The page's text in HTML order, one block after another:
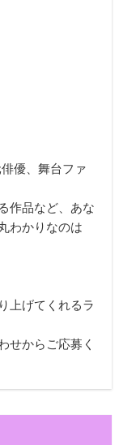
優、舞台ファ
作品など、あな
わかりなのは
上げてくれるラ
せからご応募く